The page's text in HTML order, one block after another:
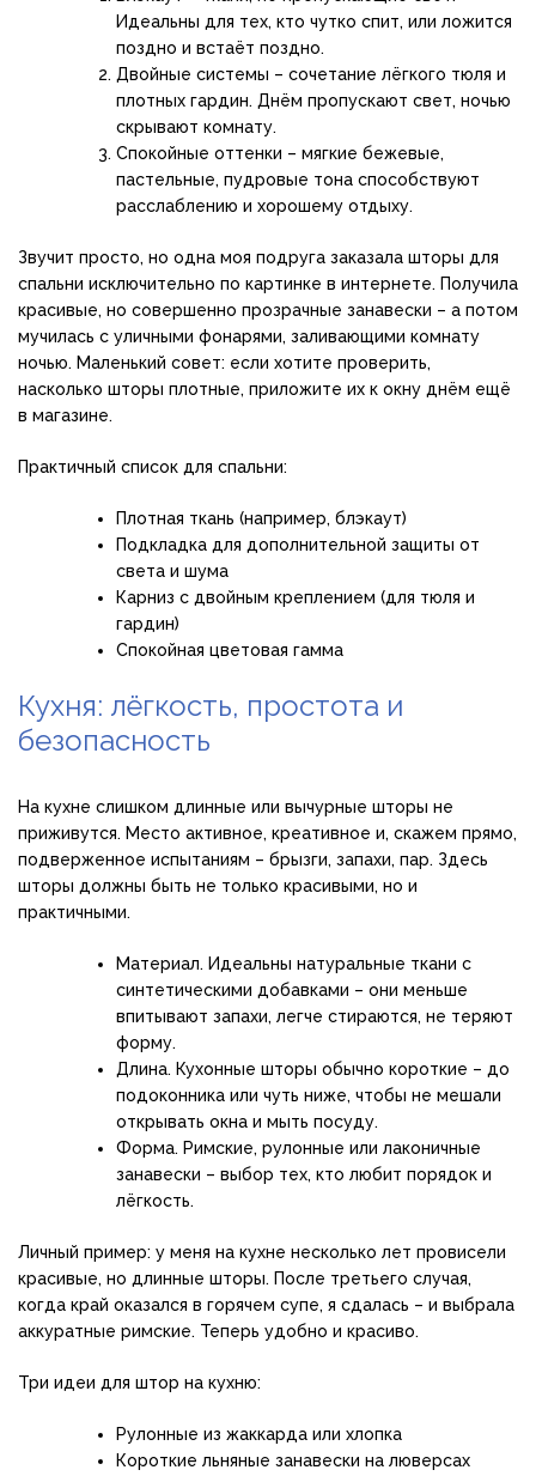
Идеальны для тех, кто чутко спит, или ложится
поздно и встаёт поздно.
Двойные системы – сочетание лёгкого тюля и
плотных гардин. Днём пропускают свет, ночью
скрывают комнату.
Спокойные оттенки – мягкие бежевые,
пастельные, пудровые тона способствуют
расслаблению и хорошему отдыху.
Звучит просто, но одна моя подруга заказала шторы для
спальни исключительно по картинке в интернете. Получила
красивые, но совершенно прозрачные занавески – а потом
мучилась с уличными фонарями, заливающими комнату
ночью. Маленький совет: если хотите проверить,
насколько шторы плотные, приложите их к окну днём ещё
в магазине.
Практичный список для спальни:
Плотная ткань (например, блэкаут)
Подкладка для дополнительной защиты от
света и шума
Карниз с двойным креплением (для тюля и
гардин)
Спокойная цветовая гамма
Кухня: лёгкость, простота и
безопасность
На кухне слишком длинные или вычурные шторы не
приживутся. Место активное, креативное и, скажем прямо,
подверженное испытаниям – брызги, запахи, пар. Здесь
шторы должны быть не только красивыми, но и
практичными.
Материал. Идеальны натуральные ткани с
синтетическими добавками – они меньше
впитывают запахи, легче стираются, не теряют
форму.
Длина. Кухонные шторы обычно короткие – до
подоконника или чуть ниже, чтобы не мешали
открывать окна и мыть посуду.
Форма. Римские, рулонные или лаконичные
занавески – выбор тех, кто любит порядок и
лёгкость.
Личный пример: у меня на кухне несколько лет провисели
красивые, но длинные шторы. После третьего случая,
когда край оказался в горячем супе, я сдалась – и выбрала
аккуратные римские. Теперь удобно и красиво.
Три идеи для штор на кухню:
Рулонные из жаккарда или хлопка
Короткие льняные занавески на люверсах